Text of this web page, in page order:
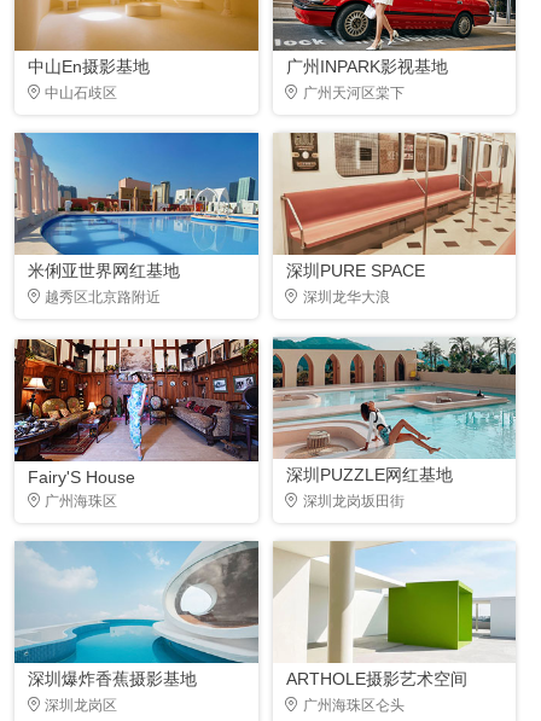
中山En摄影基地
中山石歧区
广州INPARK影视基地
广州天河区棠下
米俐亚世界网红基地
越秀区北京路附近
深圳PURE SPACE
深圳龙华大浪
Fairy'S House
广州海珠区
深圳PUZZLE网红基地
深圳龙岗坂田街
深圳爆炸香蕉摄影基地
深圳龙岗区
ARTHOLE摄影艺术空间
广州海珠区仑头